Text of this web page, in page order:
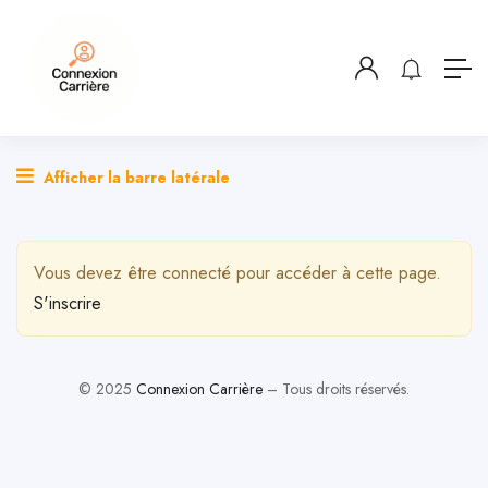
Afficher la barre latérale
Vous devez être connecté pour accéder à cette page.
S'inscrire
© 2025 Connexion Carrière – Tous droits réservés.